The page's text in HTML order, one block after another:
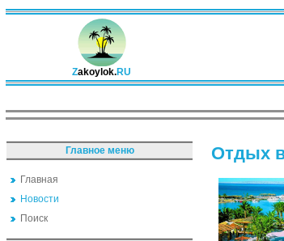
Zakoylok.RU
Главное меню
Главная
Новости
Поиск
Отдых